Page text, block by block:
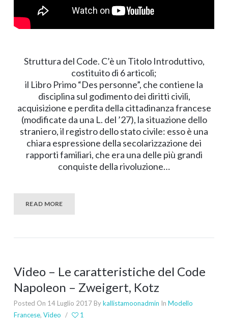
Struttura del Code. C’è un Titolo Introduttivo,
costituito di 6 articoli;
il Libro Primo “Des personne”, che contiene la
disciplina sul godimento dei diritti civili,
acquisizione e perdita della cittadinanza francese
(modificate da una L. del ’27), la situazione dello
straniero, il registro dello stato civile: esso è una
chiara espressione della secolarizzazione dei
rapporti familiari, che era una delle più grandi
conquiste della rivoluzione…
READ MORE
Video – Le caratteristiche del Code
Napoleon – Zweigert, Kotz
Posted On 14 Luglio 2017 Bykallistamoonadmin In Modello
Francese, Video / 1